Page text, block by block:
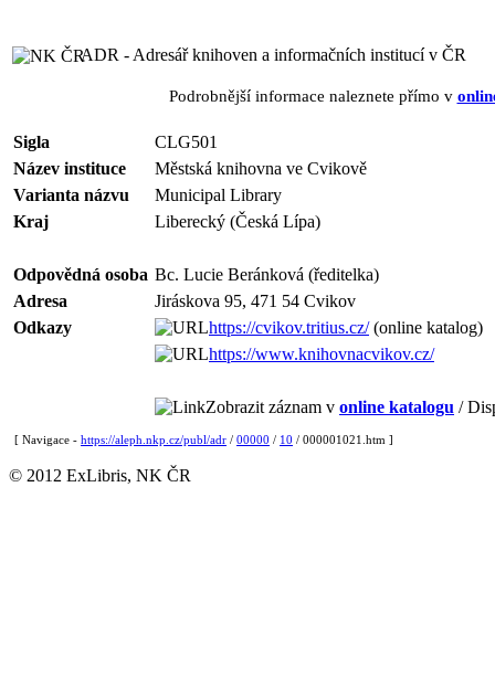
ADR - Adresář knihoven a informačních institucí v ČR
Podrobnější informace naleznete přímo v
Sigla
CLG501
Název instituce
Městská knihovna ve Cvikově
Varianta názvu
Municipal Library
Kraj
Liberecký (Česká Lípa)
Odpovědná osoba Bc. Lucie Beránková (ředitelka)
Adresa
Jiráskova 95, 471 54 Cvikov
Odkazy
https://cvikov.tritius.cz/(online katalog)
https://www.knihovnacvikov.cz/
Zobrazit záznam v online katalogu /
[ Navigace - https://aleph.nkp.cz/publ/adr / 00000 / 10 / 000001021.htm ]
© 2012 ExLibris, NK ČR